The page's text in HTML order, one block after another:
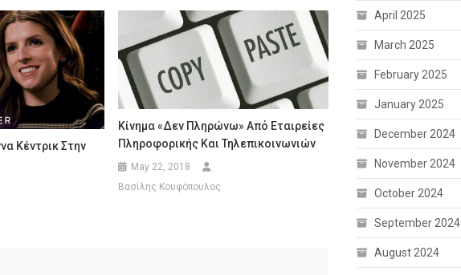
Κέντρικ Στην
Κίνημα «Δεν Πληρώνω» Από Εταιρείες
Πληροφορικής Και Τηλεπικοινωνιών
May 22, 2018
Βασίλης Κουφόπουλος
April 2025
March 2025
February 2025
January 2025
December 2024
November 2024
October 2024
September 2024
August 2024